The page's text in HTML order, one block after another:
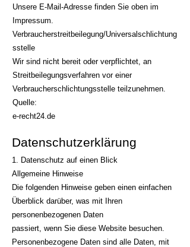
Unsere E-Mail-Adresse finden Sie oben im
Impressum.
Verbraucherstreitbeilegung/Universalschlichtung
sstelle
Wir sind nicht bereit oder verpflichtet, an
Streitbeilegungsverfahren vor einer
Verbraucherschlichtungsstelle teilzunehmen.
Quelle:
e-recht24.de
Datenschutzerklärung
1. Datenschutz auf einen Blick
Allgemeine Hinweise
Die folgenden Hinweise geben einen einfachen
Überblick darüber, was mit Ihren
personenbezogenen Daten
passiert, wenn Sie diese Website besuchen.
Personenbezogene Daten sind alle Daten, mit